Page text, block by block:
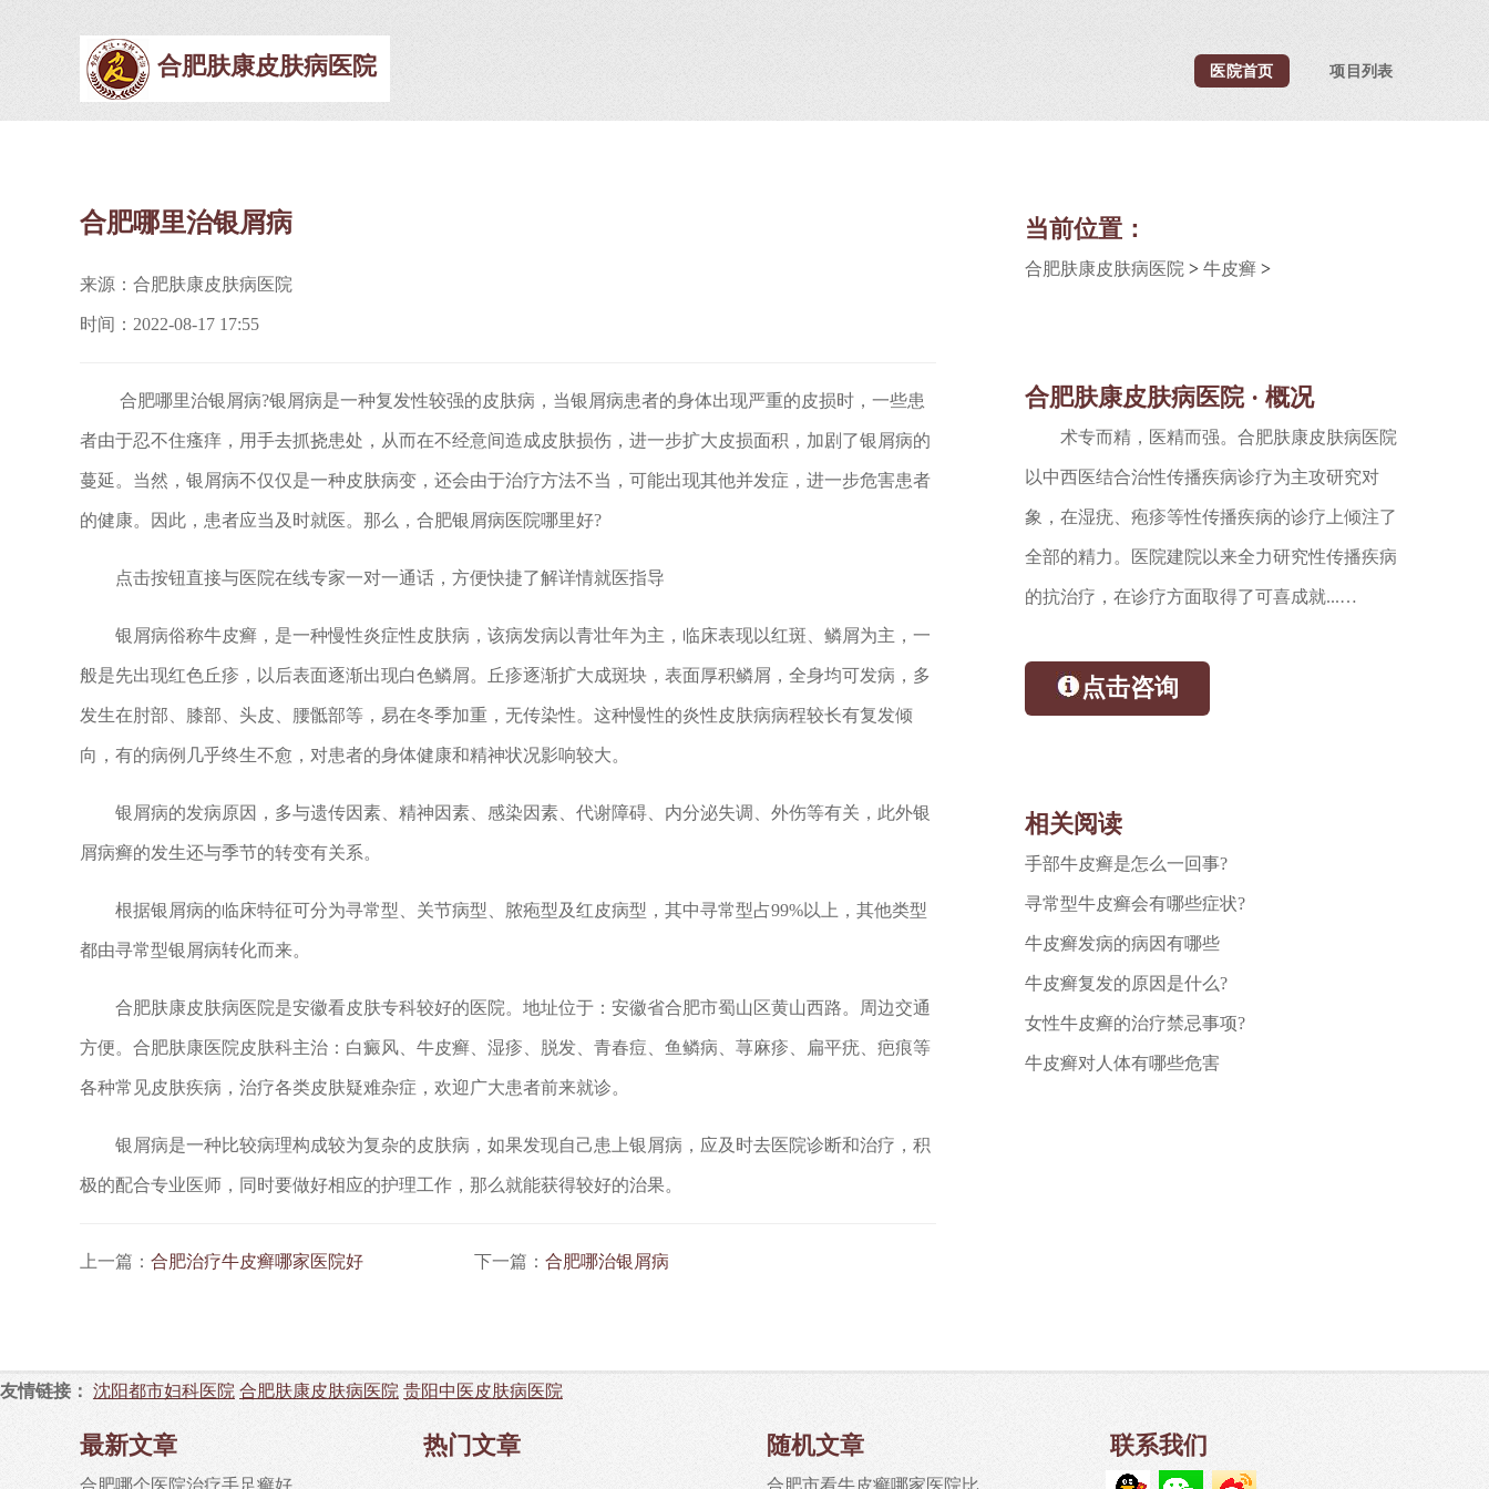
合肥肤康皮肤病医院 医院首页 项目列表
合肥哪里治银屑病
来源：合肥肤康皮肤病医院
时间：2022-08-17 17:55
合肥哪里治银屑病?银屑病是一种复发性较强的皮肤病，当银屑病患者的身体出现严重的皮损时，一些患
者由于忍不住瘙痒，用手去抓挠患处，从而在不经意间造成皮肤损伤，进一步扩大皮损面积，加剧了银屑病的
蔓延。当然，银屑病不仅仅是一种皮肤病变，还会由于治疗方法不当，可能出现其他并发症，进一步危害患者
的健康。因此，患者应当及时就医。那么，合肥银屑病医院哪里好?
点击按钮直接与医院在线专家一对一通话，方便快捷了解详情就医指导
银屑病俗称牛皮癣，是一种慢性炎症性皮肤病，该病发病以青壮年为主，临床表现以红斑、鳞屑为主，一
般是先出现红色丘疹，以后表面逐渐出现白色鳞屑。丘疹逐渐扩大成斑块，表面厚积鳞屑，全身均可发病，多
发生在肘部、膝部、头皮、腰骶部等，易在冬季加重，无传染性。这种慢性的炎性皮肤病病程较长有复发倾
向，有的病例几乎终生不愈，对患者的身体健康和精神状况影响较大。
银屑病的发病原因，多与遗传因素、精神因素、感染因素、代谢障碍、内分泌失调、外伤等有关，此外银
屑病癣的发生还与季节的转变有关系。
根据银屑病的临床特征可分为寻常型、关节病型、脓疱型及红皮病型，其中寻常型占99%以上，其他类型
都由寻常型银屑病转化而来。
合肥肤康皮肤病医院是安徽看皮肤专科较好的医院。地址位于：安徽省合肥市蜀山区黄山西路。周边交通
方便。合肥肤康医院皮肤科主治：白癜风、牛皮癣、湿疹、脱发、青春痘、鱼鳞病、荨麻疹、扁平疣、疤痕等
各种常见皮肤疾病，治疗各类皮肤疑难杂症，欢迎广大患者前来就诊。
银屑病是一种比较病理构成较为复杂的皮肤病，如果发现自己患上银屑病，应及时去医院诊断和治疗，积
极的配合专业医师，同时要做好相应的护理工作，那么就能获得较好的治果。
上一篇： 合肥治疗牛皮癣哪家医院好 下一篇： 合肥哪治银屑病
当前位置：
合肥肤康皮肤病医院 >牛皮癣 >
合肥肤康皮肤病医院 · 概况
术专而精，医精而强。合肥肤康皮肤病医院
以中西医结合治性传播疾病诊疗为主攻研究对
象，在湿疣、疱疹等性传播疾病的诊疗上倾注了
全部的精力。医院建院以来全力研究性传播疾病
的抗治疗，在诊疗方面取得了可喜成就...…
点击咨询
相关阅读
手部牛皮癣是怎么一回事?
寻常型牛皮癣会有哪些症状?
牛皮癣发病的病因有哪些
牛皮癣复发的原因是什么?
女性牛皮癣的治疗禁忌事项?
牛皮癣对人体有哪些危害
友情链接： 沈阳都市妇科医院合肥肤康皮肤病医院贵阳中医皮肤病医院
最新文章 热门文章 随机文章 联系我们